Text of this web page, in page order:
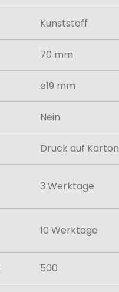
Kunststoff
70 mm
ø19 mm
Nein
Druck auf
3 Werktage
10 Werktage
500